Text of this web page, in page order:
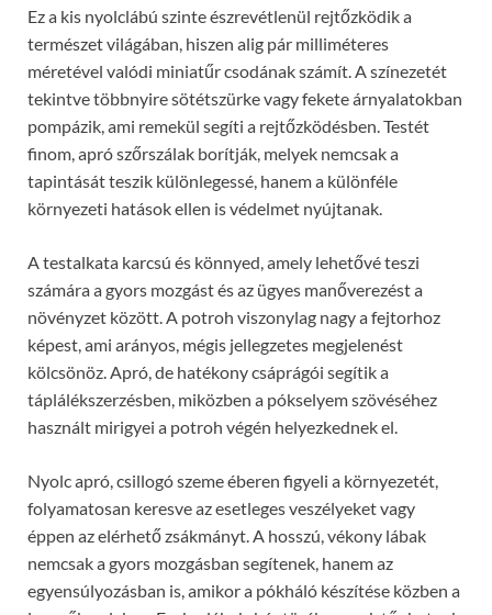
Ez a kis nyolclábú szinte észrevétlenül rejtőzködik a
természet világában, hiszen alig pár milliméteres
méretével valódi miniatűr csodának számít. A színezetét
tekintve többnyire sötétszürke vagy fekete árnyalatokban
pompázik, ami remekül segíti a rejtőzködésben. Testét
finom, apró szőrszálak borítják, melyek nemcsak a
tapintását teszik különlegessé, hanem a különféle
környezeti hatások ellen is védelmet nyújtanak.
A testalkata karcsú és könnyed, amely lehetővé teszi
számára a gyors mozgást és az ügyes manőverezést a
növényzet között. A potroh viszonylag nagy a fejtorhoz
képest, ami arányos, mégis jellegzetes megjelenést
kölcsönöz. Apró, de hatékony csáprágói segítik a
táplálékszerzésben, miközben a pókselyem szövéséhez
használt mirigyei a potroh végén helyezkednek el.
Nyolc apró, csillogó szeme éberen figyeli a környezetét,
folyamatosan keresve az esetleges veszélyeket vagy
éppen az elérhető zsákmányt. A hosszú, vékony lábak
nemcsak a gyors mozgásban segítenek, hanem az
egyensúlyozásban is, amikor a pókháló készítése közben a